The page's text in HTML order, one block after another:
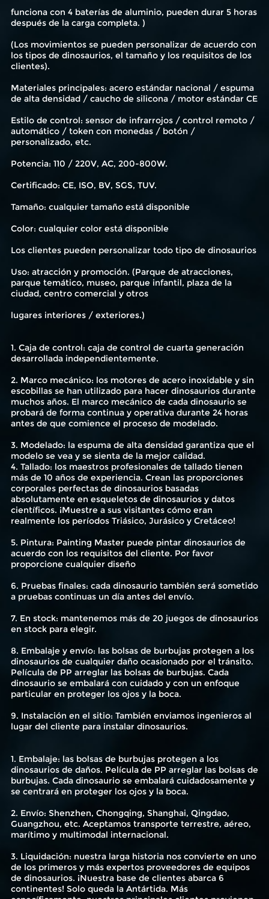
funciona con 4 baterías de aluminio, pueden durar 5 horas
después de la carga completa. )
(Los movimientos se pueden personalizar de acuerdo con
los tipos de dinosaurios, el tamaño y los requisitos de los
clientes).
Materiales principales: acero estándar nacional / espuma
de alta densidad / caucho de silicona / motor estándar CE
Estilo de control: sensor de infrarrojos / control remoto /
automático / token con monedas / botón /
personalizado, etc.
Potencia: 110 / 220V, AC, 200-800W.
Certificado: CE, ISO, BV, SGS, TUV.
Tamaño: cualquier tamaño está disponible
Color: cualquier color está disponible
Los clientes pueden personalizar todo tipo de dinosaurios
Uso: atracción y promoción. (Parque de atracciones,
parque temático, museo, parque infantil, plaza de la
ciudad, centro comercial y otros
lugares interiores / exteriores.)
1. Caja de control: caja de control de cuarta generación
desarrollada independientemente.
2. Marco mecánico: los motores de acero inoxidable y sin
escobillas se han utilizado para hacer dinosaurios durante
muchos años. El marco mecánico de cada dinosaurio se
probará de forma continua y operativa durante 24 horas
antes de que comience el proceso de modelado.
3. Modelado: la espuma de alta densidad garantiza que el
modelo se vea y se sienta de la mejor calidad.
4. Tallado: los maestros profesionales de tallado tienen
más de 10 años de experiencia. Crean las proporciones
corporales perfectas de dinosaurios basadas
absolutamente en esqueletos de dinosaurios y datos
científicos. ¡Muestre a sus visitantes cómo eran
realmente los períodos Triásico, Jurásico y Cretáceo!
5. Pintura: Painting Master puede pintar dinosaurios de
acuerdo con los requisitos del cliente. Por favor
proporcione cualquier diseño
6. Pruebas finales: cada dinosaurio también será sometido
a pruebas continuas un día antes del envío.
7. En stock: mantenemos más de 20 juegos de dinosaurios
en stock para elegir.
8. Embalaje y envío: las bolsas de burbujas protegen a los
dinosaurios de cualquier daño ocasionado por el tránsito.
Película de PP arreglar las bolsas de burbujas. Cada
dinosaurio se embalará con cuidado y con un enfoque
particular en proteger los ojos y la boca.
9. Instalación en el sitio: También enviamos ingenieros al
lugar del cliente para instalar dinosaurios.
1. Embalaje: las bolsas de burbujas protegen a los
dinosaurios de daños. Película de PP arreglar las bolsas de
burbujas. Cada dinosaurio se embalará cuidadosamente y
se centrará en proteger los ojos y la boca.
2. Envío: Shenzhen, Chongqing, Shanghai, Qingdao,
Guangzhou, etc. Aceptamos transporte terrestre, aéreo,
marítimo y multimodal internacional.
3. Liquidación: nuestra larga historia nos convierte en uno
de los primeros y más expertos proveedores de equipos
de dinosaurios. ¡Nuestra base de clientes abarca 6
continentes! Solo queda la Antártida. Más